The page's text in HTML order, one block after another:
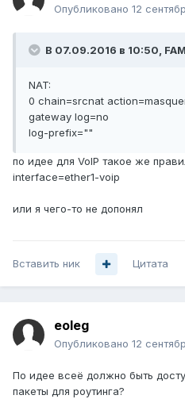
Опубликовано 12
В 07.09.2016 в 10:50,
NAT:
0 chain=srcnat
gateway log=no
log-prefix=""
по идее для VoIP такое же
interface=ether1-voip
или я чего-то не допонял
Вставить ник Цитата
eoleg
Опубликовано 12
По идее всеё должно быть
пакеты для роутинга?